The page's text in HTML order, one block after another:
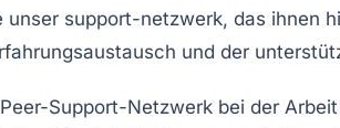
Peer-Support-Netzwerk bei der